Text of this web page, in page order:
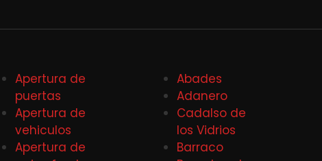
Apertura de
puertas
Apertura de
vehiculos
Apertura de
Abades
Adanero
Cadalso de
los Vidrios
Barraco